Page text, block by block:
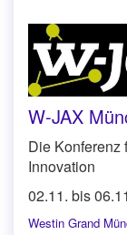
W-JAX
Die Konferenz
Innovation
02.11. bis
Westin Grand